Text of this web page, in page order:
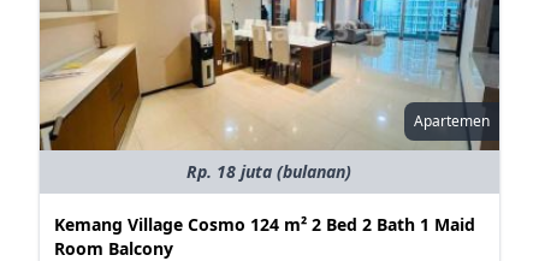
Apartemen
Rp. 18 juta (bulanan)
Kemang Village Cosmo 124 m² 2 Bed 2 Bath 1 Maid
Room Balcony